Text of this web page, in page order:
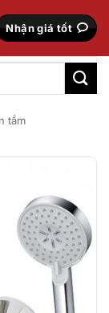
Nhận giá tốt
tắm